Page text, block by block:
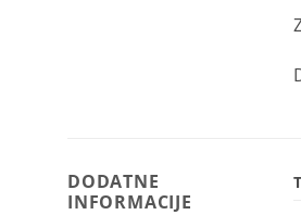
DODATNE
INFORMACIJE